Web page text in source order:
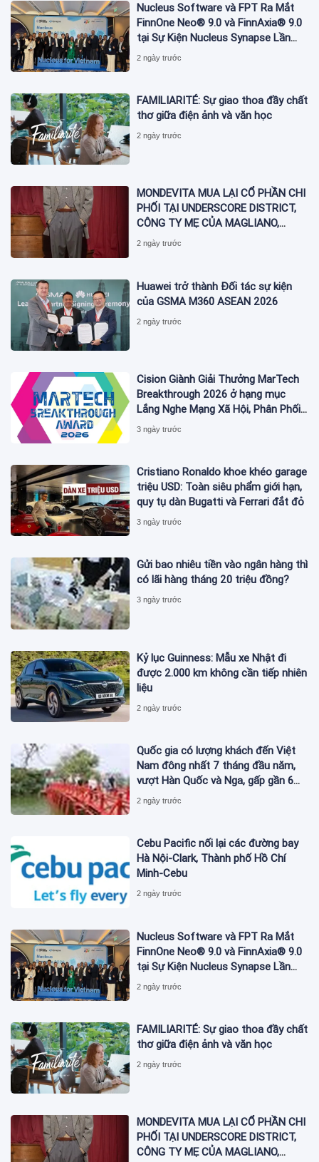
Nucleus Software và FPT Ra Mắt
FinnOne Neo® 9.0 và FinnAxia® 9.0
tại Sự Kiện Nucleus Synapse Lần
Đầu Tiên tại Việt Nam
2 ngày trước
FAMILIARITÉ: Sự giao thoa đầy chất
thơ giữa điện ảnh và văn học
2 ngày trước
MONDEVITA MUA LẠI CỔ PHẦN CHI
PHỐI TẠI UNDERSCORE DISTRICT,
CÔNG TY MẸ CỦA MAGLIANO,
ĐÁNH DẤU BƯỚC THỨ HAI TRONG
Ý.
2 ngày trước
Huawei trở thành Đối tác sự kiện
của GSMA M360 ASEAN 2026
2 ngày trước
Cision Giành Giải Thưởng MarTech
Breakthrough 2026 ở hạng mục
Lắng Nghe Mạng Xã Hội, Phân Phối
Thông Cáo Báo Chí và Tối Ưu Hóa
3 ngày trước
Cristiano Ronaldo khoe khéo garage
triệu USD: Toàn siêu phẩm giới hạn,
quy tụ dàn Bugatti và Ferrari đắt đỏ
3 ngày trước
Gửi bao nhiêu tiền vào ngân hàng thì
có lãi hàng tháng 20 triệu đồng?
3 ngày trước
Kỷ lục Guinness: Mẫu xe Nhật đi
được 2.000 km không cần tiếp nhiên
liệu
2 ngày trước
Quốc gia có lượng khách đến Việt
Nam đông nhất 7 tháng đầu năm,
vượt Hàn Quốc và Nga, gấp gần 6
lần Ấn Độ
2 ngày trước
Cebu Pacific nối lại các đường bay
Hà Nội-Clark, Thành phố Hồ Chí
Minh-Cebu
2 ngày trước
Nucleus Software và FPT Ra Mắt
FinnOne Neo® 9.0 và FinnAxia® 9.0
tại Sự Kiện Nucleus Synapse Lần
Đầu Tiên tại Việt Nam
2 ngày trước
FAMILIARITÉ: Sự giao thoa đầy chất
thơ giữa điện ảnh và văn học
2 ngày trước
MONDEVITA MUA LẠI CỔ PHẦN CHI
PHỐI TẠI UNDERSCORE DISTRICT,
CÔNG TY MẸ CỦA MAGLIANO,